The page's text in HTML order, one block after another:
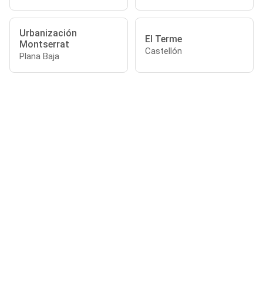
Urbanización
Montserrat
Plana Baja
El Terme
Castellón